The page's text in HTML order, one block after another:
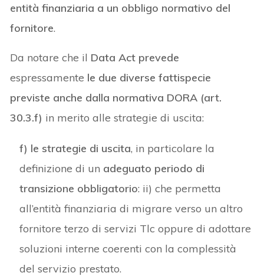
entità finanziaria a un obbligo normativo del
fornitore.
Da notare che il Data Act prevede
espressamente le due diverse fattispecie
previste anche dalla normativa DORA (art.
30.3.f) in merito alle strategie di uscita:
f) le strategie di uscita, in particolare la
definizione di un adeguato periodo di
transizione obbligatorio: ii) che permetta
all’entità finanziaria di migrare verso un altro
fornitore terzo di servizi Tlc oppure di adottare
soluzioni interne coerenti con la complessità
del servizio prestato.